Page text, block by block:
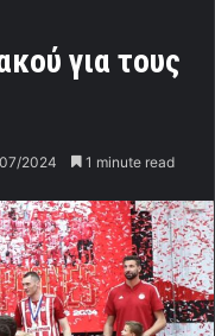
για τους
2024 1 minute read